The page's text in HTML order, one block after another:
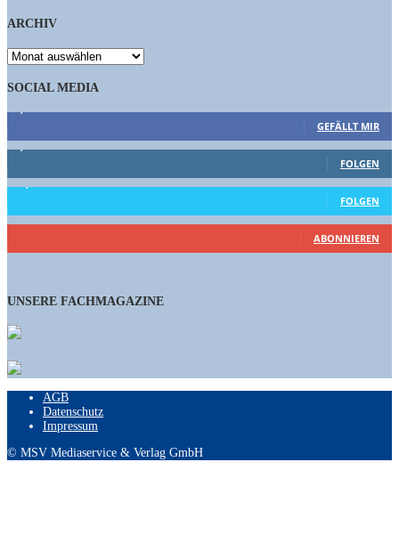
ARCHIV
ARCHIV
SOCIAL MEDIA
GEFÄLLT MIR
1,662 Follower
FOLGEN
15,658 Follower
FOLGEN
460 Abonnenten
ABONNIEREN
UNSERE FACHMAGAZINE
AGB
Datenschutz
Impressum
© MSV Mediaservice & Verlag GmbH